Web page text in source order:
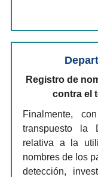
Registro de
contra el
Finalmente,
transpuesto la
relativa a la
nombres de los
detección,